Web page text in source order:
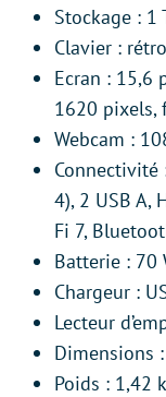
Stockage : 1
Clavier :
Ecran : 15,6
1620 pixels,
Webcam :
Connectivité
4), 2 USB A,
Fi 7,
Batterie : 70
Chargeur :
Lecteur
Dimensions
Poids : 1,42